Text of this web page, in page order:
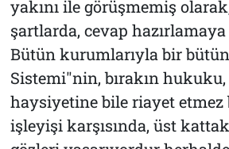
yakını ile görüşmemiş
şartlarda, cevap hazırlamaya
Bütün kurumlarıyla bir
Sistemi"nin, bırakın
haysiyetine bile riayet etmez
işleyişi karşısında, üst